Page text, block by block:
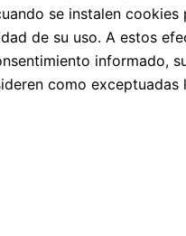
se instalen
de su uso. A estos
informado,
como